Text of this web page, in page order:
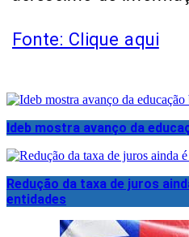
Fonte: Clique aqui
Ideb mostra avanço da
Redução da taxa de juros
entidades